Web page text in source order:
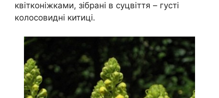
квітконіжками, зібрані в суцвіття – густі
колосовидні китиці.